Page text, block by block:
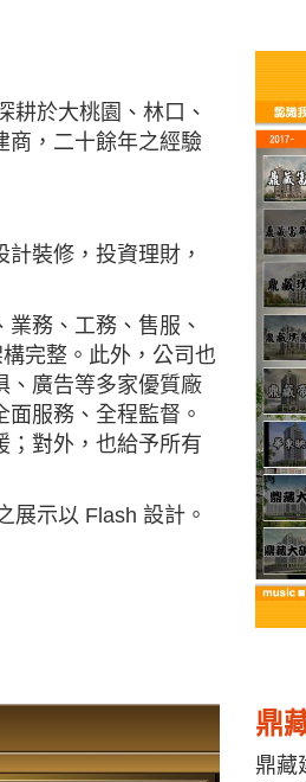
耕於大桃園、林口、
商，二十餘年之經驗
裝修，投資理財，
務、工務、售服、
完整。此外，公司也
、廣告等多家優質廠
服務、全程監督。
；對外，也給予所有
展示以 Flash 設計。
鼎
鼎藏